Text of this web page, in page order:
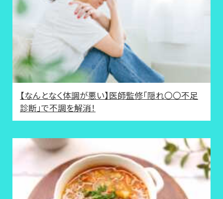
【なんとなく体調が悪い】医師監修「隠れ〇〇不足
診断」で不調を解消！